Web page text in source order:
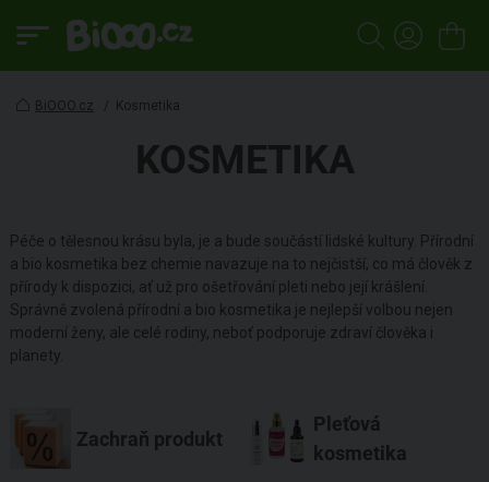
BiOOO.cz / Kosmetika
KOSMETIKA
Péče o tělesnou krásu byla, je a bude součástí lidské kultury. Přírodní
a bio kosmetika bez chemie navazuje na to nejčistší, co má člověk z
přírody k dispozici, ať už pro ošetřování pleti nebo její krášlení.
Správně zvolená přírodní a bio kosmetika je nejlepší volbou nejen
moderní ženy, ale celé rodiny, neboť podporuje zdraví člověka i
planety.
Zachraň produkt
Pleťová
kosmetika